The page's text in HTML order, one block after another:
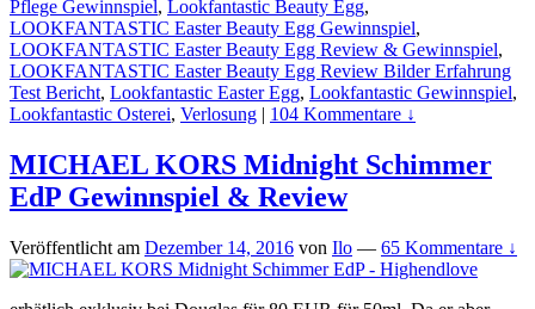
Pflege Gewinnspiel, Lookfantastic Beauty Egg,
LOOKFANTASTIC Easter Beauty Egg Gewinnspiel,
LOOKFANTASTIC Easter Beauty Egg Review & Gewinnspiel,
LOOKFANTASTIC Easter Beauty Egg Review Bilder Erfahrung
Test Bericht, Lookfantastic Easter Egg, Lookfantastic Gewinnspiel,
Lookfantastic Osterei, Verlosung | 104 Kommentare ↓
MICHAEL KORS Midnight Schimmer
EdP Gewinnspiel & Review
Veröffentlicht am Dezember 14, 2016 von Ilo — 65 Kommentare ↓